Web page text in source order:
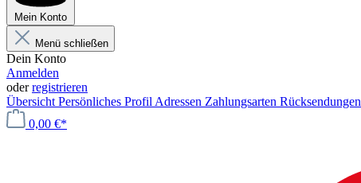
Mein Konto
Menü schließen
Dein Konto
Anmelden
oderregistrieren
Übersicht Persönliches Profil Adressen Zahlungsarten Rücksendungen
0,00 €*